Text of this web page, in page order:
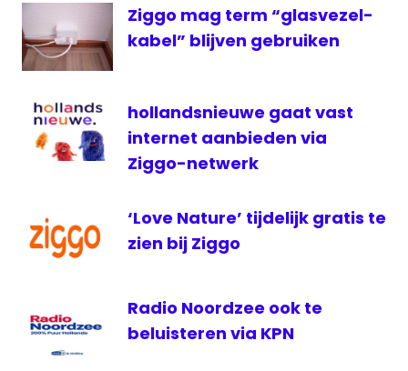
FM
Utrecht
ziggo
Ziggo mag term “glasvezel-
kabel” blijven gebruiken
hollandsnieuwe gaat vast
internet aanbieden via
Ziggo-netwerk
‘Love Nature’ tijdelijk gratis te
zien bij Ziggo
Radio Noordzee ook te
beluisteren via KPN